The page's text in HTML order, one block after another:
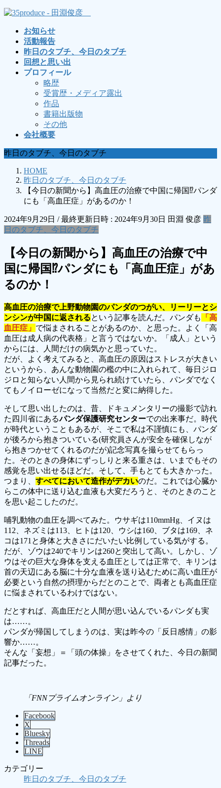
コ
ナ
お知らせ
活動報告
昨日のタブチ、今日のタブチ
回想と思い出
プロフィール
略歴
受賞歴・メディア露出
作品
書籍出版物
その他
会社概要
昨日のタブチ、今日のタブチ
HOME
昨日のタブチ、今日のタブチ
【今日の新聞から】高血圧の治療で中国に帰国⁉パンダ
にも「高血圧症」があるのか！
2024年9月29日 / 最終更新日時 : 2024年9月30日 田淵 俊彦 昨
日のタブチ、今日のタブチ
【今日の新聞から】高血圧の治療で中
国に帰国⁉パンダにも「高血圧症」があ
るのか！
高血圧の治療で上野動物園のパンダのつがい、リーリーとシ
ンシンが中国に返されるという記事を読んだ。パンダも
「高
血圧症」 で悩まされることがあるのか、と思った。よく「高
血圧は成人病の代表格」と言うではないか。「成人」という
からには、人間だけの病気かと思っていた。
だが、よく考えてみると、高血圧の原因はストレスが大きい
というから、あんな動物園の檻の中に入れられて、毎日ジロ
ジロと知らない人間から見られ続けていたら、パンダでなく
てもノイローゼになって当然だと変に納得した。
そして思い出したのは、昔、ドキュメンタリーの撮影で訪れ
た四川省にあるパンダ保護研究センターでの出来事だ。時代
が時代ということもあるが、そこで私は不謹慎にも、パンダ
が後ろから抱きついている(研究員さんが安全を確保しなが
ら抱きつかせてくれるのだが)記念写真を撮らせてもらっ
た。そのときの身体にずっしりと来る重さは、いまでもその
感覚を思い出せるほどだ。そして、手もとても大きかった。
つまり、 すべてにおいて造作がデカいのだ。これでは心臓か
らこの体中に送り込む血液も大変だろうと、そのときのこと
を思い起こしたのだ。
哺乳動物の血圧を調べてみた。ウサギは110mmHg、イヌは
112、ネズミは113、ヒトは120、ウシは160、ブタは169、ネ
コは171と身体と大きさにだいたい比例している気がする。
だが、ゾウは240でキリンは260と突出して高い。しかし、ゾ
ウはその巨大な身体を支える血圧としては正常で、キリンは
首の天辺にある脳に十分な血液を送り込むために高い血圧が
必要という自然の摂理からだとのことで、両者とも高血圧症
に悩まされているわけではない。
だとすれば、高血圧だと人間が思い込んでいるパンダも実
は……。
パンダが帰国してしまうのは、実は昨今の「反日感情」の影
響か……。
そんな「妄想」＝「頭の体操」をさせてくれた、今日の新聞
記事だった。
「FNNプライムオンライン」より
Facebook
X
Bluesky
Threads
LINE
カテゴリー
昨日のタブチ、今日のタブチ